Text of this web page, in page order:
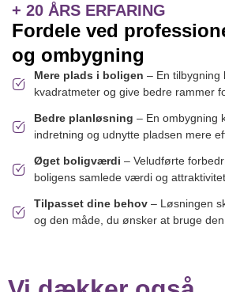
+ 20 ÅRS ERFARING
Fordele ved
og ombygning
Mere plads i boligen – En tilbygning
kvadratmeter og give bedre rammer
Bedre planløsning – En ombygning
indretning og udnytte pladsen mere
Øget boligværdi – Veludførte
boligens samlede værdi og attraktivitet.
Tilpasset dine behov– Løsningen
og den måde, du ønsker at bruge den